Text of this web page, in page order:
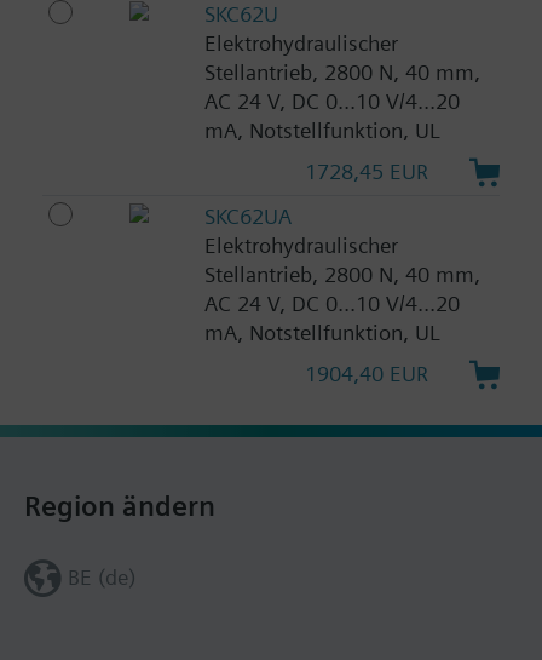
SKC62U
Elektrohydraulischer
Stellantrieb, 2800 N, 40 mm,
AC 24 V, DC 0...10 V/4...20
mA, Notstellfunktion, UL
1728,45 EUR
SKC62UA
Elektrohydraulischer
Stellantrieb, 2800 N, 40 mm,
AC 24 V, DC 0...10 V/4...20
mA, Notstellfunktion, UL
1904,40 EUR
Region ändern
BE (de)